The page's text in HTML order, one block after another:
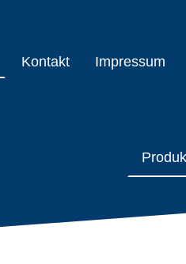
Kontakt Impressum